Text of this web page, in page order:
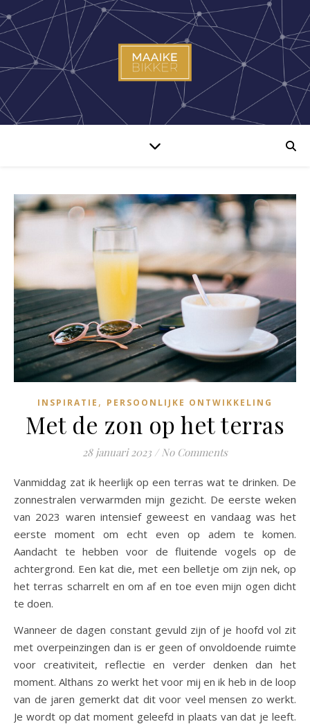
INSPIRATIE , PERSOONLIJKE ONTWIKKELING
Met de zon op het terras
28 januari 2023 / No Comments
Vanmiddag zat ik heerlijk op een terras wat te drinken. De
zonnestralen verwarmden mijn gezicht. De eerste weken
van 2023 waren intensief geweest en vandaag was het
eerste moment om echt even op adem te komen.
Aandacht te hebben voor de fluitende vogels op de
achtergrond. Een kat die, met een belletje om zijn nek, op
het terras scharrelt en om af en toe even mijn ogen dicht
te doen.
Wanneer de dagen constant gevuld zijn of je hoofd vol zit
met overpeinzingen dan is er geen of onvoldoende ruimte
voor creativiteit, reflectie en verder denken dan het
moment. Althans zo werkt het voor mij en ik heb in de loop
van de jaren gemerkt dat dit voor veel mensen zo werkt.
Je wordt op dat moment geleefd in plaats van dat je leeft.